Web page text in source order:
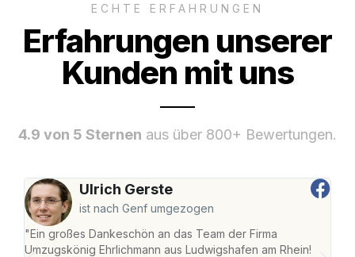
ECHTE ERFAHRUNGEN
Erfahrungen unserer
Kunden mit uns
4.9 von 5 Sternen aus über 800+ Bewertungen.
Ulrich Gerste
ist nach Genf umgezogen
"Ein großes Dankeschön an das Team der Firma
Umzugskönig Ehrlichmann aus Ludwigshafen am Rhein!